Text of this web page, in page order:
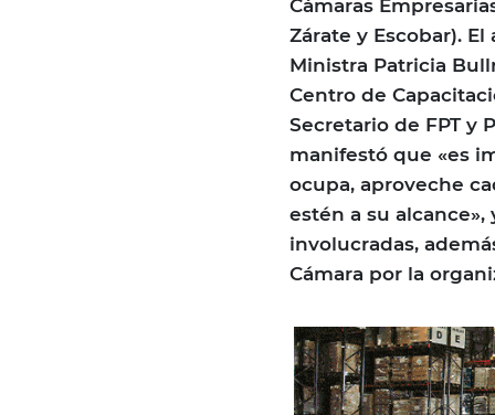
Cámaras
Zárate y Escobar).
Ministra Patricia
Centro de
Secretario de FPT y
manifestó que «es
ocupa, aproveche
estén a su alcance»,
involucradas,
Cámara por la